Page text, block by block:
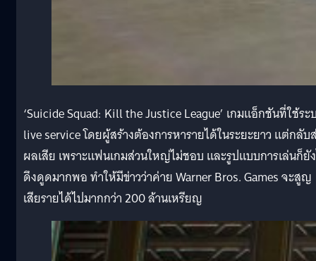
‘Suicide Squad: Kill the Justice League’ เกมแอ็กชันที่ใช้ระ
live service โดยผู้สร้างต้องการหารายได้ในระยะยาว แต่กลับ
ผลเสีย เพราะแฟนเกมส่วนใหญ่ไม่ชอบ และรูปแบบการเล่นก็ยั
ดึงดูดมากพอ ทำให้มีข่าวว่าค่าย Warner Bros. Games จะสูญ
เสียรายได้ไปมากกว่า 200 ล้านเหรียญ